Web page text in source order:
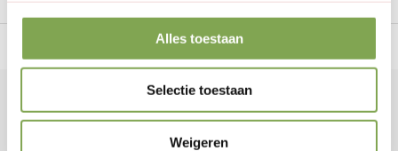
Alles toestaan
Selectie toestaan
Weigeren
dagen bedenktijd Al
Klantenservice
Veelgestelde vragen